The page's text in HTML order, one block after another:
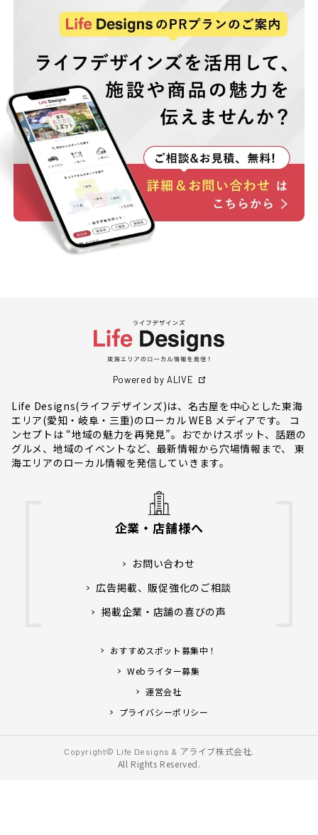
Powered by ALIVE
Life Designs(ライフデザインズ)は、名古屋を中心とした東海
エリア(愛知・岐阜・三重)のローカル WEB メディアです。 コ
ンセプトは “地域の魅力を再発見”。おでかけスポット、話題の
グルメ、地域のイベントなど、最新情報から穴場情報まで、 東
海エリアのローカル情報を発信していきます。
企業・店舗様へ
お問い合わせ
広告掲載、販促強化のご相談
掲載企業・店舗の喜びの声
おすすめスポット募集中！
Webライター募集
運営会社
プライバシーポリシー
Copyright© Life Designs & アライブ株式会社.
All Rights Reserved.